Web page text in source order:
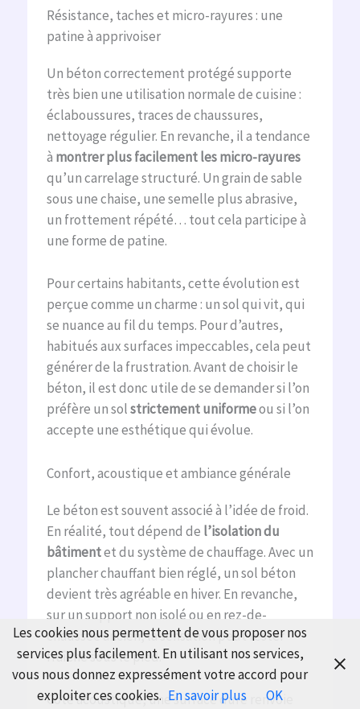
Résistance, taches et micro-rayures : une
patine à apprivoiser
Un béton correctement protégé supporte
très bien une utilisation normale de cuisine :
éclaboussures, traces de chaussures,
nettoyage régulier. En revanche, il a tendance
à montrer plus facilement les micro-rayures
qu’un carrelage structuré. Un grain de sable
sous une chaise, une semelle plus abrasive,
un frottement répété… tout cela participe à
une forme de patine.
Pour certains habitants, cette évolution est
perçue comme un charme : un sol qui vit, qui
se nuance au fil du temps. Pour d’autres,
habitués aux surfaces impeccables, cela peut
générer de la frustration. Avant de choisir le
béton, il est donc utile de se demander si l’on
préfère un solstrictement uniformeou si l’on
accepte une esthétique qui évolue.
Confort, acoustique et ambiance générale
Le béton est souvent associé à l’idée de froid.
En réalité, tout dépend de l’isolation du
bâtimentet du système de chauffage. Avec un
plancher chauffant bien réglé, un sol béton
devient très agréable en hiver. En revanche,
sur un support non isolé ou en rez-de-
chaussée ancien, la sensation peut rester
fraîche sous le pied.
Côté acoustique, une surface dure renvoie
Les cookies nous permettent de vous proposer nos
services plus facilement. En utilisant nos services,
vous nous donnez expressément votre accord pour
exploiter ces cookies. En savoir plus OK